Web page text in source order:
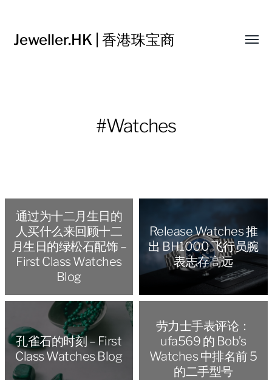
Jeweller.HK | 香港珠宝商
#Watches
通过为十二月生日的
人买什么来回顾十二
月生日的绿松石配饰 –
First Class Watches
Blog
Release Watches 推
出 BH1000 飞行员腕
表志存高远
孔雀石的时刻 – First
Class Watches Blog
劳力士手表评论：
ufa569 的 Bob’s
Watches 中排名前 5
的二手型号